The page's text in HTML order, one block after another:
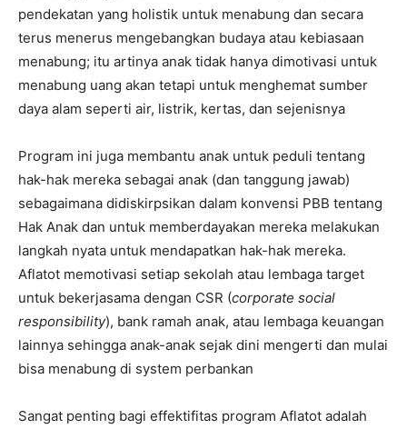
pendekatan yang holistik untuk menabung dan secara
terus menerus mengebangkan budaya atau kebiasaan
menabung; itu artinya anak tidak hanya dimotivasi untuk
menabung uang akan tetapi untuk menghemat sumber
daya alam seperti air, listrik, kertas, dan sejenisnya
Program ini juga membantu anak untuk peduli tentang
hak-hak mereka sebagai anak (dan tanggung jawab)
sebagaimana didiskirpsikan dalam konvensi PBB tentang
Hak Anak dan untuk memberdayakan mereka melakukan
langkah nyata untuk mendapatkan hak-hak mereka.
Aflatot memotivasi setiap sekolah atau lembaga target
untuk bekerjasama dengan CSR (corporate social
responsibility), bank ramah anak, atau lembaga keuangan
lainnya sehingga anak-anak sejak dini mengerti dan mulai
bisa menabung di system perbankan
Sangat penting bagi effektifitas program Aflatot adalah